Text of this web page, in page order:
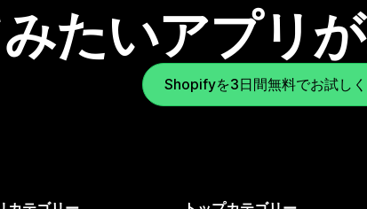
たいアプリ
Shopifyを3日間無料でお試し